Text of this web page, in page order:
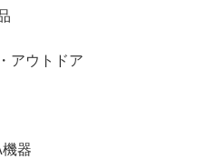
アウトドア
器